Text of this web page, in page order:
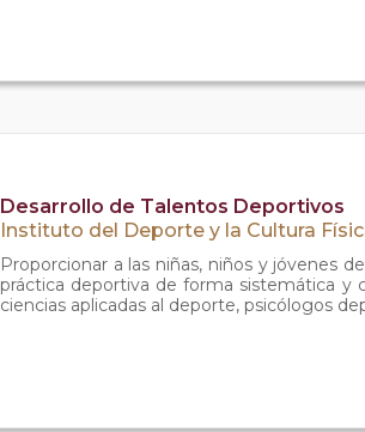
Desarrollo de Talentos Deportivos
Instituto del Deporte y la Cultura
Proporcionar a las niñas, niños y jóvenes
práctica deportiva de forma sistemática y
ciencias aplicadas al deporte, psicólogos